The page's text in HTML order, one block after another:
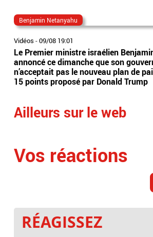
Benjamin Netanyahu
Vidéos -09/08 19:01
Le Premier ministre israélien
annoncé ce dimanche que son
n’acceptait pas le nouveau plan de
15 points proposé par Donald Trump
Ailleurs sur le web
Vos réactions
RÉAGISSEZ